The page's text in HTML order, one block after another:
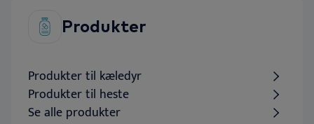
Produkter
Produkter til kæledyr
Produkter til heste
Se alle produkter